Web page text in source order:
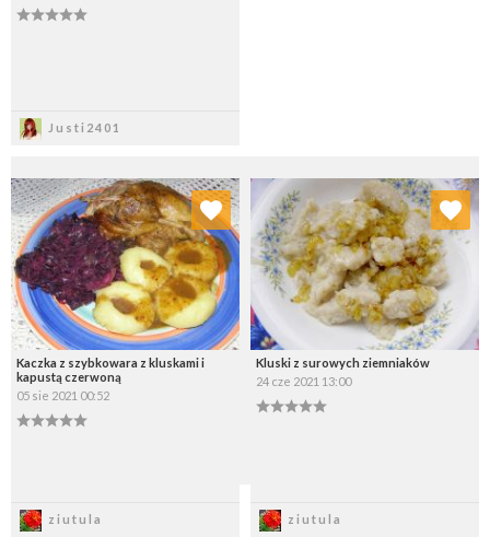
Justi2401
Kaczka z szybkowara z kluskami i
kapustą czerwoną
05 sie 2021 00:52
ziutula
Dodaj do ulubionych
Wybierz listę:
Kluski z surowych ziemniaków
24 cze 2021 13:00
ziutula
Dodaj do ulubionych
Wybierz listę: